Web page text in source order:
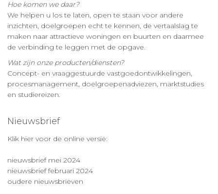
Hoe komen we daar?
We helpen u los te laten, open te staan voor andere
inzichten, doelgroepen echt te kennen, de vertaalslag te
maken naar attractieve woningen en buurten en daarmee
de verbinding te leggen met de opgave.
Wat zijn onze producten/diensten?
Concept- en vraaggestuurde vastgoedontwikkelingen,
procesmanagement, doelgroepenadviezen, marktstudies
en studiereizen.
Nieuwsbrief
Klik hier voor de online versie:
nieuwsbrief mei 2024
nieuwsbrief februari 2024
oudere nieuwsbrieven